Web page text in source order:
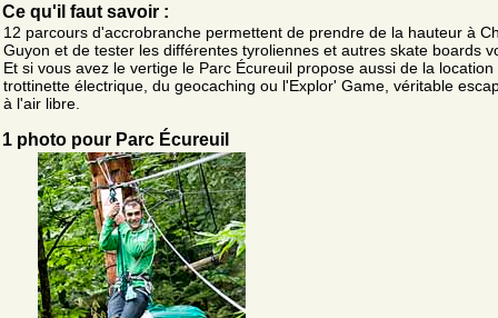
Ce qu'il faut savoir :
12 parcours d'accrobranche permettent de prendre de la hauteur à
Guyon et de tester les différentes tyroliennes et autres skate boards
Et si vous avez le vertige le Parc Écureuil propose aussi de la location
trottinette électrique, du geocaching ou l'Explor' Game, véritable
à l'air libre.
1 photo pour Parc Écureuil